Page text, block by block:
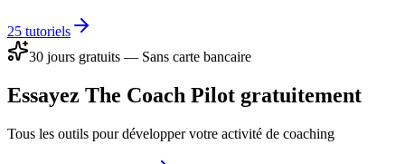
25 tutoriels
30 jours gratuits — Sans carte bancaire
Essayez The Coach Pilot gratuitement
Tous les outils pour développer votre activité de coaching